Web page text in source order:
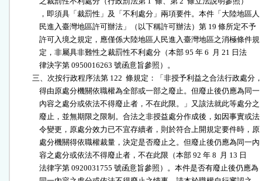
              ，即須具「裁罰性」及「不利處分」兩項要件。本件「大陸地區人
              民進入臺灣地區許可辦法」（以下稱許可辦法）第 19 條所定不予
              許可入境之規定，應僅係大陸地區人民進入臺灣地區之消極條件規
              定，非屬具非難性之裁罰性不利處分（本部 95 年 6  月 21 日法
              律決字第 0950016263 號函意旨參照）。
          三、次按行政程序法第 122  條規定：「非授予利益之合法行政處分，
              得由原處分機關依職權為全部或一部之廢止。但廢止後仍應為同一
              內容之處分或依法不得廢止者，不在此限。」又該法就此等處分之
              廢止，並無期限之限制。合法之非授益處分作成後，如因事實或法
              令變更，原處分效力已不宜存續者，則於符合上開規定要件時，原
              處分機關得依職權裁量，決定是否廢止之。但廢止後仍應為同一內
              容之處分或依法不得廢止者，不在此限（本部 92 年 8  月 13 日
              法律字第 0920031755 號函意旨參照）。本件是否有廢止後仍應為